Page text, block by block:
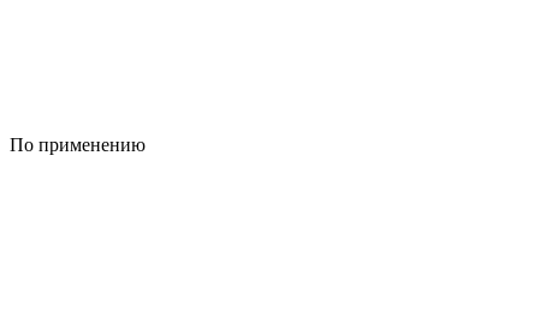
По применению